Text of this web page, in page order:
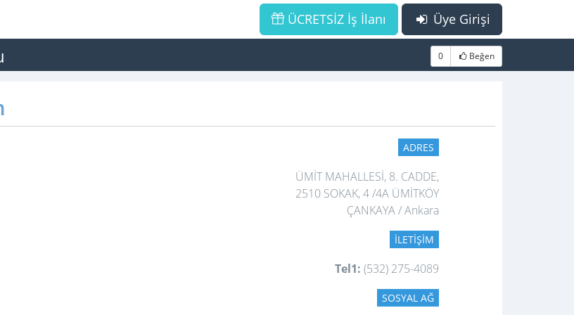
Üye Girişi
ÜCRETSİZ İş İlanı
0 Beğen
ADRES
ÜMİT MAHALLESİ, 8. CADDE,
2510 SOKAK, 4 /4A ÜMİTKÖY
ÇANKAYA / Ankara
İLETIŞIM
Tel1: (532) 275-4089
SOSYAL AĞ